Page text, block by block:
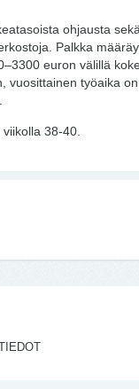
ohjausta sekä
Palkka
euron välillä
vuosittainen työaika
38-40.